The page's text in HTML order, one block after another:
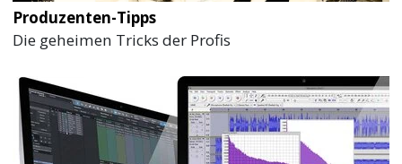
Produzenten-Tipps
Die geheimen Tricks der Profis